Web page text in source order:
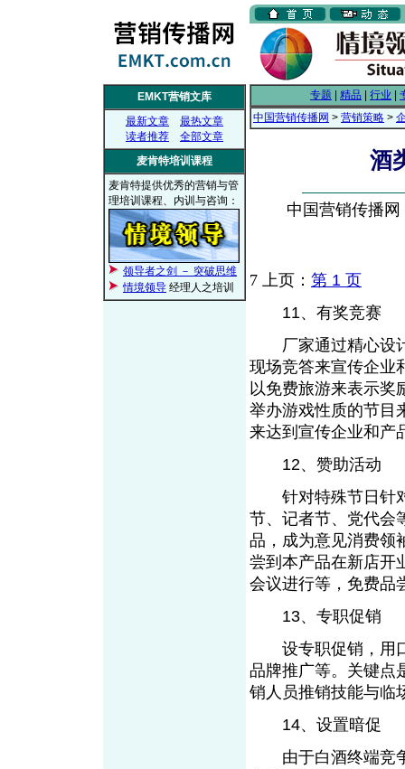
EMKT营销文库
最新文章
最热文章
读者推荐
全部文章
麦肯特培训课程
麦肯特提供优秀的营销与管
理培训课程、内训与咨询：
领导者之剑 － 突破思维
情境领导 经理人之培训
专题 精品 行业
中国营销传播网 > 营销策略 >
酒
中国营销传播
7 上页： 第 1 页
11、有奖竞赛
厂家通过精心设计
现场竞答来宣传企业
以免费旅游来表示奖
举办游戏性质的节目
来达到宣传企业和产
12、赞助活动
针对特殊节日针对
节、记者节、党代会
品，成为意见消费领
尝到本产品在新店开
会议进行等，免费品
13、专职促销
设专职促销，用口
品牌推广等。关键点
销人员推销技能与临
14、设置暗促
由于白酒终端竞争